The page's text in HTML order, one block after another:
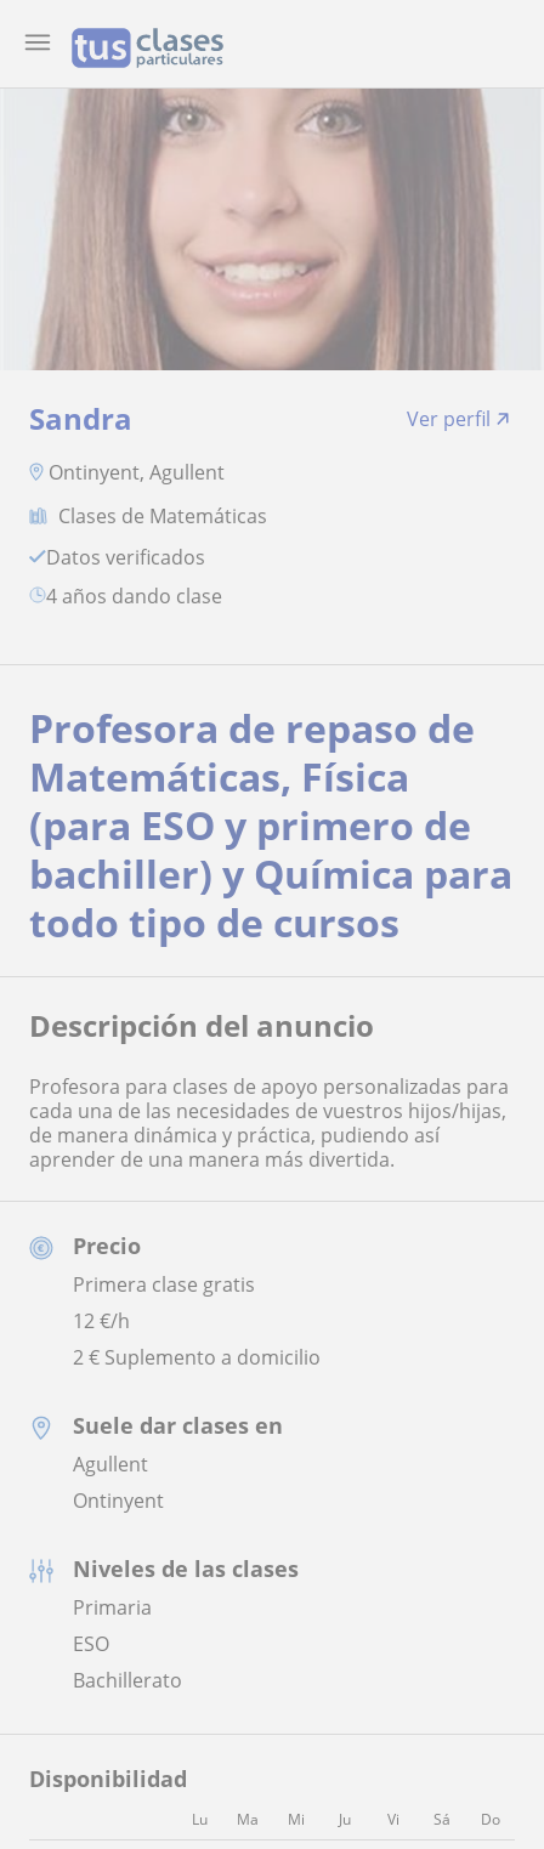
Sandra
Ver perfil
Ontinyent, Agullent
Clases de Matemáticas
Datos verificados
4 años dando clase
Precio
Primera clase gratis
12€/h
2 € Suplemento a domicilio
Suele dar clases en
Agullent
Ontinyent
Niveles de las clases
Primaria
ESO
Bachillerato
Disponibilidad
Lu Ma Mi Ju Vi Sá Do
Profesora de repaso de
Matemáticas, Física
(para ESO y primero de
bachiller) y Química para
todo tipo de cursos
Descripción del anuncio
Profesora para clases de apoyo personalizadas para
cada una de las necesidades de vuestros hijos/hijas,
de manera dinámica y práctica, pudiendo así
aprender de una manera más divertida.